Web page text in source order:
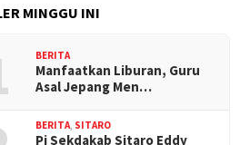
MINGGU INI
BERITA
Manfaatkan Liburan, Guru
Asal Jepang Men…
BERITA SITARO
Pj Sekdakab Sitaro Eddy